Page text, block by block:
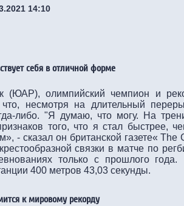
14:10
себя в отличной форме
(ЮАР), олимпийский чемпион и
что, несмотря на длительный
либо. "Я думаю, что могу. На
того, что я стал быстрее,
- сказал он британской газете«
связки в матче по
только с прошлого
400 метров 43,03 секунды.
к мировому рекорду